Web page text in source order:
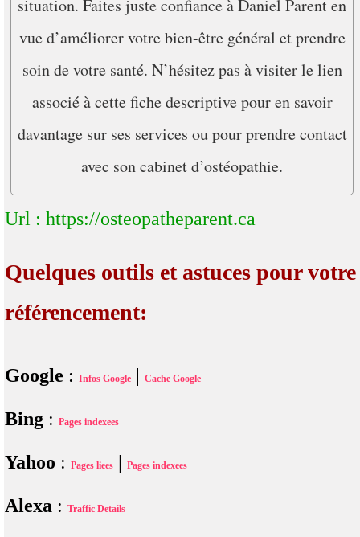
situation. Faites juste confiance à Daniel Parent en
vue d’améliorer votre bien-être général et prendre
soin de votre santé. N’hésitez pas à visiter le lien
associé à cette fiche descriptive pour en savoir
davantage sur ses services ou pour prendre contact
avec son cabinet d’ostéopathie.
Url : https://osteopatheparent.ca
Quelques outils et astuces pour votre
référencement:
Google : Infos Google | Cache Google
Bing : Pages indexees
Yahoo : Pages liees | Pages indexees
Alexa : Traffic Details